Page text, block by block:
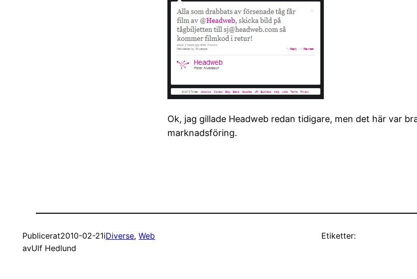
Ok, jag gillade Headweb redan tidigare, men det här var
marknadsföring.
Publicerat2010-02-21iDiverse, Web
avUlf Hedlund
Etiketter: